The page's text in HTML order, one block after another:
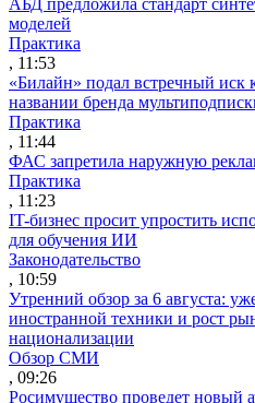
моделей
Практика
, 11:53
«Билайн» подал встречный иск
названии бренда
Практика
, 11:44
ФАС запретила наружную
Практика
, 11:23
IT-бизнес просит упростить
для обучения ИИ
Законодательство
, 10:59
Утренний обзор за 6 августа:
иностранной техники и рост
национализации
Обзор СМИ
, 09:26
Росимущество проведет новый